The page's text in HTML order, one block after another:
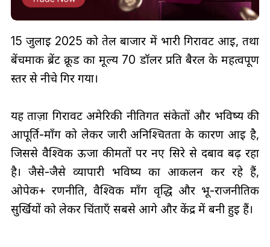
15 जुलाई 2025 को तेल बाजार में भारी गिरावट आई, तथा
बेंचमार्क ब्रेंट क्रूड का मूल्य 70 डॉलर प्रति बैरल के महत्वपूर्ण
स्तर से नीचे गिर गया।
यह ताज़ा गिरावट अमेरिकी नीतिगत संकेतों और भविष्य की
आपूर्ति-माँग को लेकर जारी अनिश्चितता के कारण आई है,
जिससे वैश्विक ऊर्जा कीमतों पर नए सिरे से दबाव बढ़ रहा
है। जैसे-जैसे व्यापारी भविष्य का आकलन कर रहे हैं,
ओपेक+ रणनीति, वैश्विक माँग वृद्धि और भू-राजनीतिक
सुर्खियों को लेकर चिंताएँ सबसे आगे और केंद्र में बनी हुई हैं।